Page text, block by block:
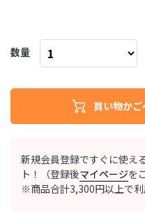
新規会員登録ですぐに使え
ト！（登録後マイページを
※商品合計3,300円以上で利
数量